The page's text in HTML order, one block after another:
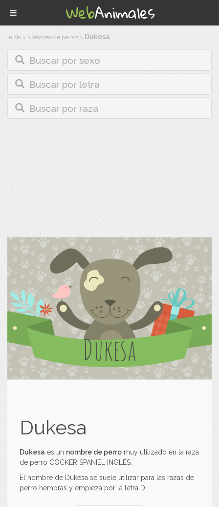
Inicio > Nombres de perros > Dukesa
Buscar por sexo
Buscar por letra
Buscar por raza
Dukesa
Dukesa
Dukesa es un nombre de perro muy utilizado en la raza
de perro COCKER SPANIEL INGLÉS.
El nombre de Dukesa se suele utilizar para las razas de
perro hembras y empieza por la letra D.